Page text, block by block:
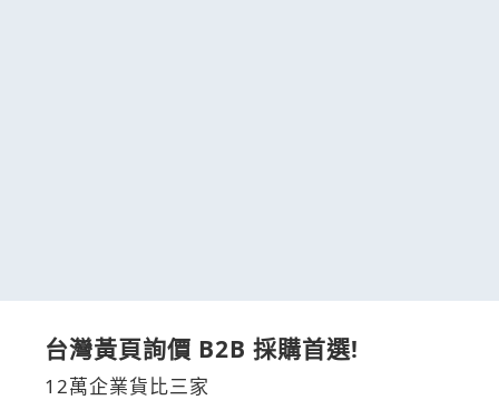
台灣黃頁詢價 B2B 採購首選!
12萬企業貨比三家